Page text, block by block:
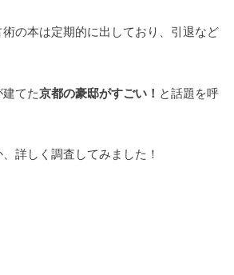
の本は定期的に出しており、引退など
てた京都の豪邸がすごい！ と話題を呼
詳しく調査してみました！